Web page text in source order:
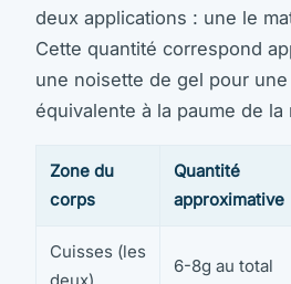
deux applications : une le
Cette quantité correspond
une noisette de gel pour
équivalente à la paume de la
Zone du
corps
Quantité
approximative
Cuisses (les
6-8g au total